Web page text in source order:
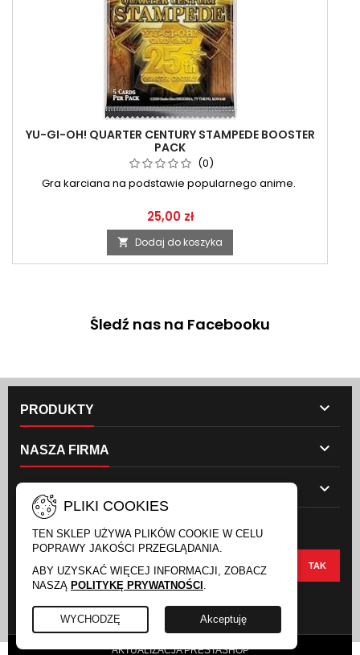
YU-GI-OH! QUARTER CENTURY STAMPEDE BOOSTER
PACK
(0)
Gra karciana na podstawie popularnego anime.
25,00 zł
 Dodaj do koszyka
Śledź nas na Facebooku
PRODUKTY 
NASZA FIRMA 

PLIKI COOKIES
TEN SKLEP UŻYWA PLIKÓW COOKIE W CELU
POPRAWY JAKOŚCI PRZEGLĄDANIA.
ABY UZYSKAĆ WIĘCEJ INFORMACJI, ZOBACZ
NASZĄ POLITYKĘ PRYWATNOŚCI .
WYCHODZĘ Akceptuję
NEWSLETTER
FACEBOOKINSTAGRAM
AKTUALIZACJA PRESTASHOP